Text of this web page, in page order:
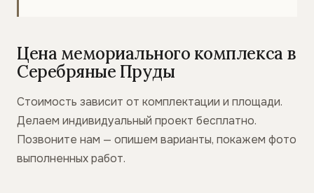
Цена мемориального комплекса в
Серебряные Пруды
Стоимость зависит от комплектации и площади.
Делаем индивидуальный проект бесплатно.
Позвоните нам — опишем варианты, покажем фото
выполненных работ.